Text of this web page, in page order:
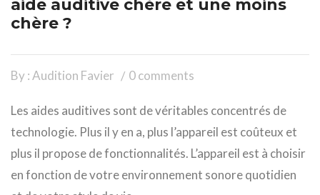
aide auditive chère et une moins
chère ?
By : Audition Favier 0 comments
Les aides auditives sont de véritables concentrés de
technologie. Plus il y en a, plus l’appareil est coûteux et
plus il propose de fonctionnalités. L’appareil est à choisir
en fonction de votre environnement sonore quotidien